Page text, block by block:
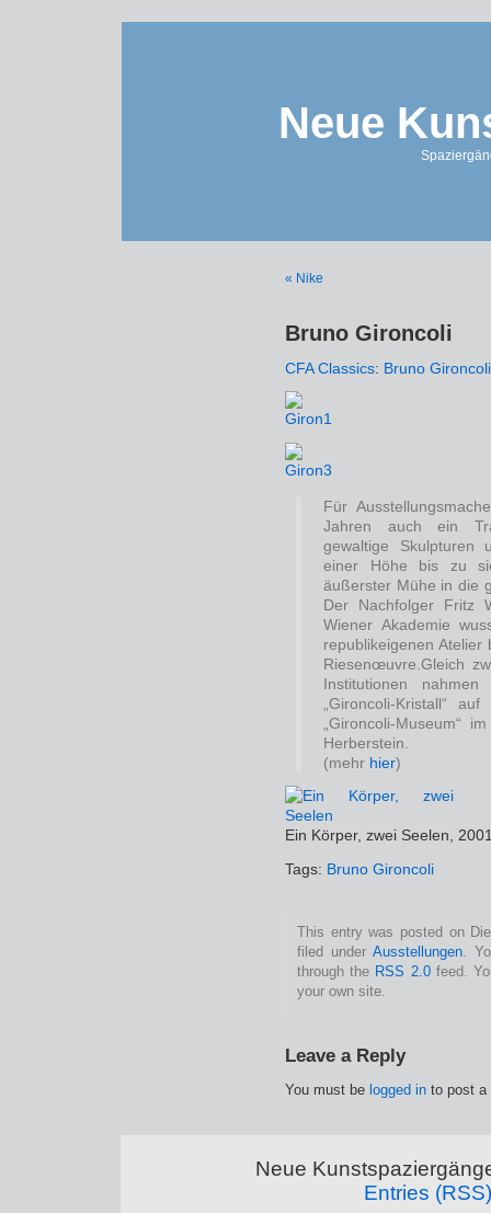
Neue
« Nike
Bruno Gironcoli
CFA Classics: Bruno Gironcoli
Für
Jahren auch ein
gewaltige Skulpturen
einer Höhe bis zu
äußerster Mühe in die
Der Nachfolger Fritz
Wiener Akademie
republikeigenen
Riesenœuvre.Gleich
Institutionen
„Gironcoli-Kristall“
„Gironcoli-Museum“
Herberstein.
(mehr hier)
Ein Körper, zwei Seelen,
Tags: Bruno Gironcoli
This entry was posted on
filed under Ausstellungen .
through the RSS 2.0feed.
your own site.
Leave a Reply
You must be logged in to post a
Neue
Entries (RSS)